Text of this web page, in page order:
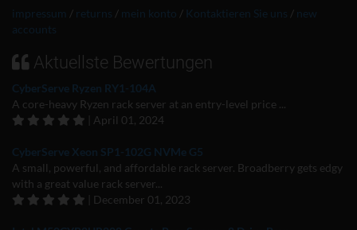
impressum / returns / mein konto / Kontaktieren Sie uns / new
accounts
Aktuellste Bewertungen
CyberServe Ryzen RY1-104A
A core-heavy Ryzen rack server at an entry-level price ...
| April 01, 2024
CyberServe Xeon SP1-102G NVMe G5
A small, powerful, and affordable rack server. Broadberry gets edgy
with a great value rack server...
| December 01, 2023